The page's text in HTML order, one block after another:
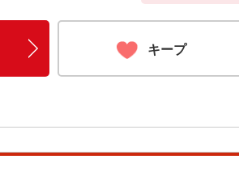
キープ